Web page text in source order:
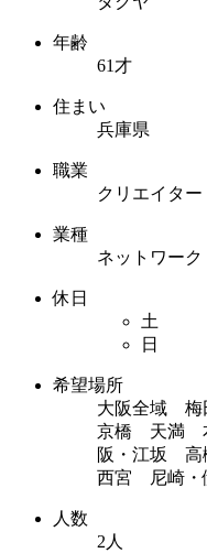
年齢
61才
住まい
兵庫県
職業
クリエイター
業種
ネットワーク
休日
土
日
希望場所
大阪全域 梅
京橋 天満
阪・江坂
西宮 尼崎・
人数
2人